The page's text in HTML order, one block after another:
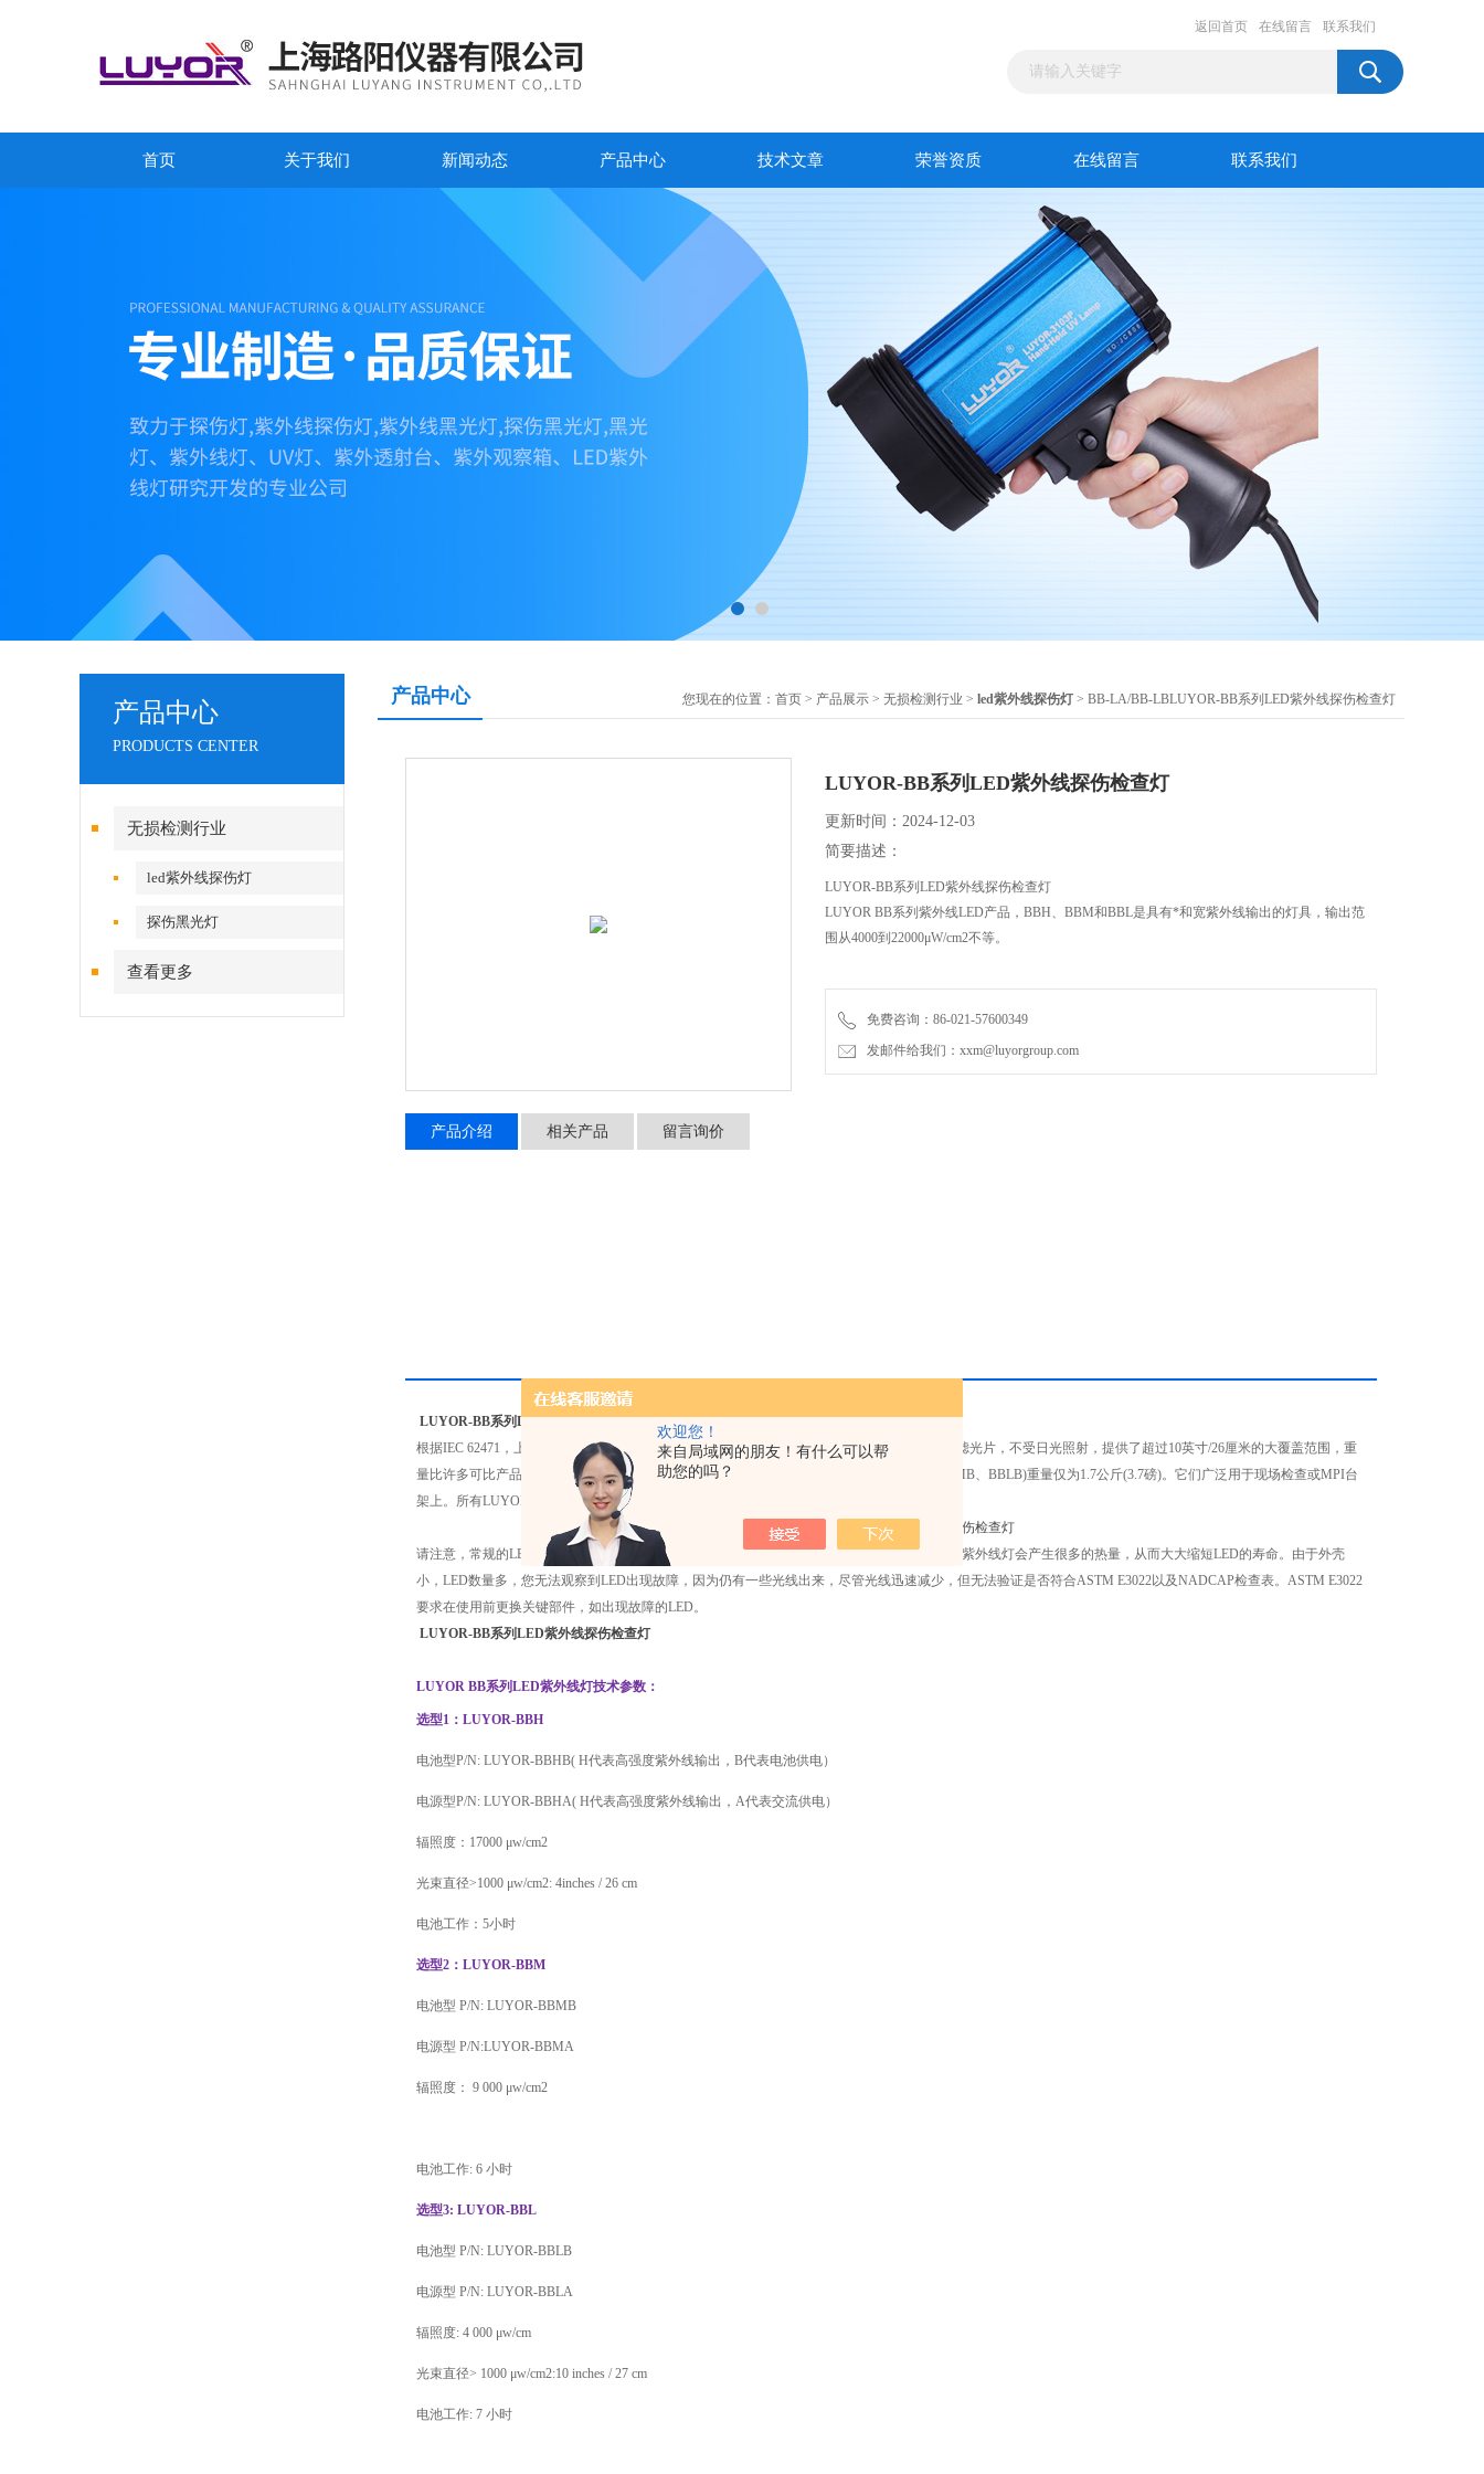
欢迎您！
来自局域网的朋友！有什么可以帮
助您的吗？
返回首页 在线留言 联系我们
首页 关于我们 新闻动态 产品中心 技术文章 荣誉资质 在线留言 联系我们
产品中心
PRODUCTS CENTER
无损检测行业
led紫外线探伤灯
探伤黑光灯
查看更多
产品中心 您现在的位置： 首页 > 产品展示 > 无损检测行业 > led紫外线探伤灯 > BB-LA/BB-LBLUYOR-BB系列LED紫外线探伤检查灯
LUYOR-BB系列LED紫外线探伤检查灯
更新时间：2024-12-03
简要描述：
LUYOR-BB系列LED紫外线探伤检查灯
LUYOR BB系列紫外线LED产品，BBH、BBM和BBL是具有*和宽紫外线输出的灯具，输出范
围从4000到22000μW/cm2不等。
免费咨询：86-021-57600349
发邮件给我们：xxm@luyorgroup.com
产品介绍 相关产品 留言询价
LUYOR-BB系列LED紫外线探伤检查灯
根据IEC 62471，上述四种型号的风险等级均为3级。八个高质量的紫外线LED，带有白光阻挡滤光片，不受日光照射，提供了超过10英寸/26厘米的大覆盖范围，重
量比许多可比产品轻。电源供电的型号重量仅为1.2公斤(2.6磅)，电池供电的型号(BBHB、BBMB、BBLB)重量仅为1.7公斤(3.7磅)。它们广泛用于现场检查或MPI台
架上。所有LUYOR-BB系列型号都具有IP68防护等级。
请注意，常规的LED探伤灯通常在一个小外壳中，安装了3-5个间距几毫米的紫外线LED，这样紫外线灯会产生很多的热量，从而大大缩短LED的寿命。由于外壳
小，LED数量多，您无法观察到LED出现故障，因为仍有一些光线出来，尽管光线迅速减少，但无法验证是否符合ASTM E3022以及NADCAP检查表。ASTM E3022
要求在使用前更换关键部件，如出现故障的LED。
LUYOR-BB系列LED紫外线探伤检查灯
LUYOR BB系列LED紫外线灯技术参数：
选型1：LUYOR-BBH
电池型P/N: LUYOR-BBHB( H代表高强度紫外线输出，B代表电池供电）
电源型P/N: LUYOR-BBHA( H代表高强度紫外线输出，A代表交流供电）
辐照度：17000 μw/cm2
光束直径>1000 μw/cm2: 4inches / 26 cm
电池工作：5小时
选型2：LUYOR-BBM
电池型 P/N: LUYOR-BBMB
电源型 P/N:LUYOR-BBMA
辐照度： 9 000 μw/cm2
电池工作: 6 小时
选型3: LUYOR-BBL
电池型 P/N: LUYOR-BBLB
电源型 P/N: LUYOR-BBLA
辐照度: 4 000 μw/cm
光束直径> 1000 μw/cm2:10 inches / 27 cm
电池工作: 7 小时